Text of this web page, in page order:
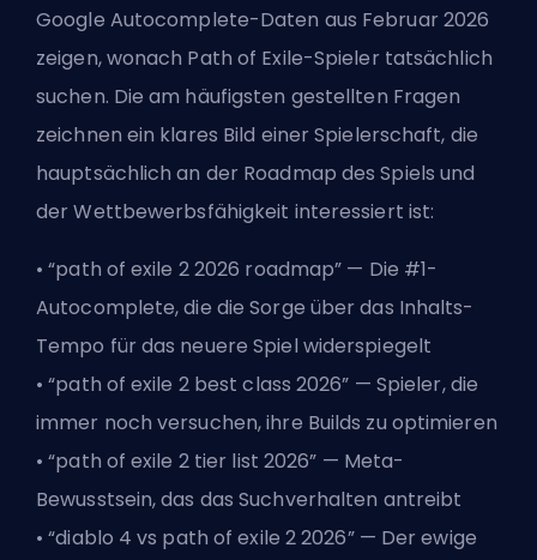
Google Autocomplete-Daten aus Februar 2026
zeigen, wonach Path of Exile-Spieler tatsächlich
suchen. Die am häufigsten gestellten Fragen
zeichnen ein klares Bild einer Spielerschaft, die
hauptsächlich an der Roadmap des Spiels und
der Wettbewerbsfähigkeit interessiert ist:
• “path of exile 2 2026 roadmap” — Die #1-
Autocomplete, die die Sorge über das Inhalts-
Tempo für das neuere Spiel widerspiegelt
• “path of exile 2 best class 2026” — Spieler, die
immer noch versuchen, ihre Builds zu optimieren
• “path of exile 2 tier list 2026” — Meta-
Bewusstsein, das das Suchverhalten antreibt
• “diablo 4 vs path of exile 2 2026” — Der ewige